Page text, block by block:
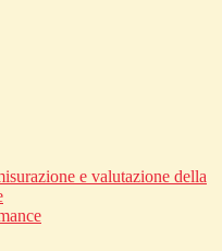
e valutazione della